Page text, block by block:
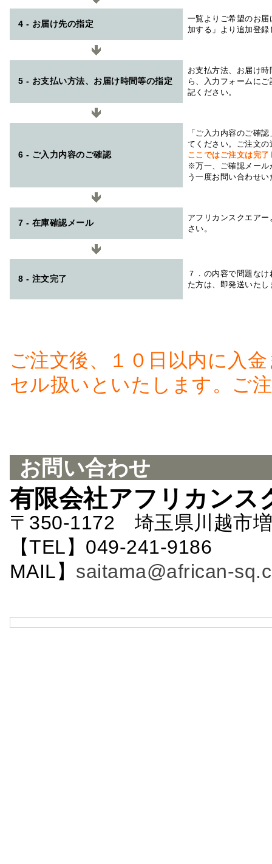
4 - お届け先の指定
一覧よりご希望のお
加する」より追加登
5 - お支払い方法、お届け時間等の指定
お支払方法、お届け
ら、入力フォームに
記ください。
6 - ご入力内容のご確認
「ご入力内容のご確
てください。ご注文
ここではご注文は完
※万一、ご確認メール
う一度お問い合わせ
7 - 在庫確認メール
アフリカンスクエアー
さい。
8 - 注文完了
７．の内容で問題な
た方は、即発送いたし
ご注文後、１０日以内に入
セル扱いといたします。ご
お問い合わせ
有限会社アフリカンス
〒350-1172 埼玉県川越市
【TEL】049-241-
MAIL】 saitama@african-